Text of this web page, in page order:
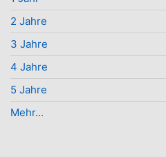
2 Jahre
3 Jahre
4 Jahre
5 Jahre
Mehr...